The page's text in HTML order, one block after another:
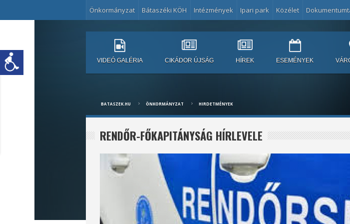
Önkormányzat Bátaszéki KÖH Intézmények Ipari park Közélet
VIDEÓ GALÉRIA CIKÁDOR ÚJSÁG HÍREK ESEMÉNYEK
BATASZEK.HU ÖNKORMÁNYZAT HIRDETMÉNYEK
RENDŐR-FŐKAPITÁNYSÁG HÍRLEVELE